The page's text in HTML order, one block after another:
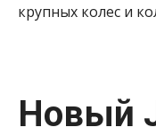
крупных колес и
Новый